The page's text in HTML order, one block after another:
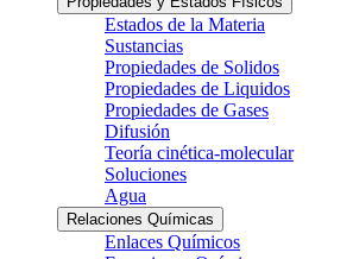
Estados de la Materia
Sustancias
Propiedades de Solidos
Propiedades de Liquidos
Propiedades de Gases
Difusión
Teoría cinética-molecular
Soluciones
Agua
Relaciones Químicas
Enlaces Químicos